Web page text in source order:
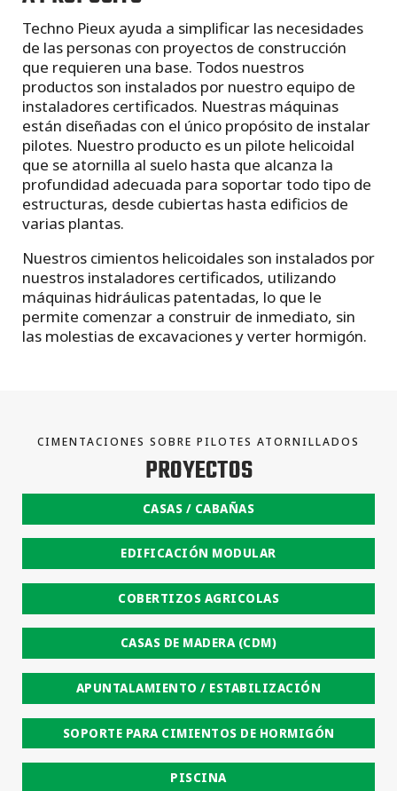
Techno Pieux ayuda a simplificar las necesidades
de las personas con proyectos de construcción
que requieren una base. Todos nuestros
productos son instalados por nuestro equipo de
instaladores certificados. Nuestras máquinas
están diseñadas con el único propósito de instalar
pilotes. Nuestro producto es un pilote helicoidal
que se atornilla al suelo hasta que alcanza la
profundidad adecuada para soportar todo tipo de
estructuras, desde cubiertas hasta edificios de
varias plantas.
Nuestros cimientos helicoidales son instalados por
nuestros instaladores certificados, utilizando
máquinas hidráulicas patentadas, lo que le
permite comenzar a construir de inmediato, sin
las molestias de excavaciones y verter hormigón.
CIMENTACIONES SOBRE PILOTES ATORNILLADOS
PROYECTOS
CASAS / CABAÑAS
EDIFICACIÓN MODULAR
COBERTIZOS AGRICOLAS
CASAS DE MADERA (CDM)
APUNTALAMIENTO / ESTABILIZACIÓN
SOPORTE PARA CIMIENTOS DE HORMIGÓN
PISCINA